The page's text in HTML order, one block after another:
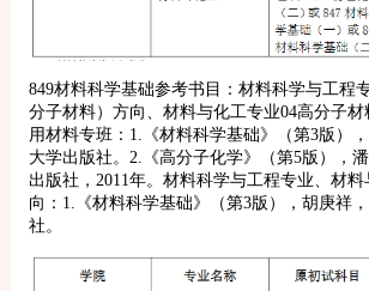
849材料科学基础参考书目：材料科学与工程
分子材料）方向、材料与化工专业04高分子
用材料专班：1.《材料科学基础》（第3版）
大学出版社。2.《高分子化学》（第5版），
出版社，2011年。材料科学与工程专业、材
向：1.《材料科学基础》（第3版），胡庚祥
社。